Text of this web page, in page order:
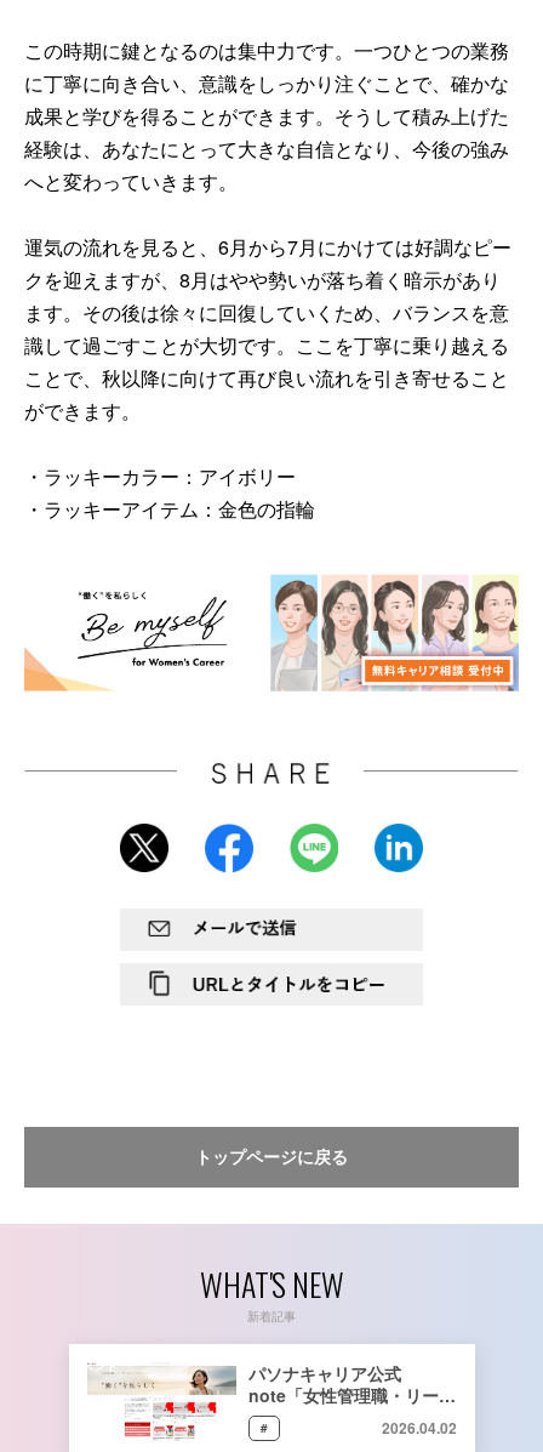
この時期に鍵となるのは集中力です。一つひとつの業務
に丁寧に向き合い、意識をしっかり注ぐことで、確かな
成果と学びを得ることができます。そうして積み上げた
経験は、あなたにとって大きな自信となり、今後の強み
へと変わっていきます。
運気の流れを見ると、6月から7月にかけては好調なピー
クを迎えますが、8月はやや勢いが落ち着く暗示があり
ます。その後は徐々に回復していくため、バランスを意
識して過ごすことが大切です。ここを丁寧に乗り越える
ことで、秋以降に向けて再び良い流れを引き寄せること
ができます。
・ラッキーカラー：アイボリー
・ラッキーアイテム：金色の指輪
トップページに戻る
WHAT'S NEW
新着記事
イベント
パソナキャリア公式
note「女性管理職・リーダ
ーのリアルなキャリアスト
ーリー」をリリース
# 2026.04.02